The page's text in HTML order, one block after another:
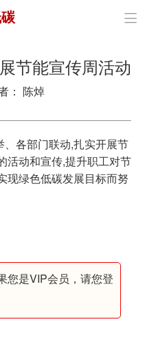
经济

节能宣传周活动
： 陈焯
各部门联动,扎实开展节
活动和宣传,提升职工对节
现绿色低碳发展目标而努
您是VIP会员，请您登